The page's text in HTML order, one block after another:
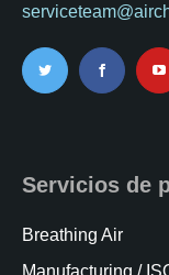
Servicios de
Breathing Air
Manufacturing /